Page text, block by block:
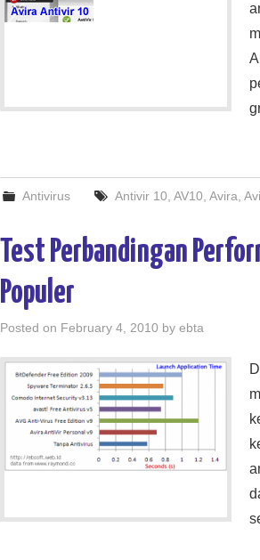
Antivirus Antivir 10 AV10 Avira
Test Perbandingan
Populer
Posted on February 4, 2010 by ebta